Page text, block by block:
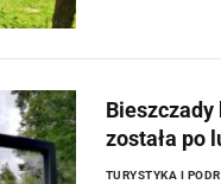
Bieszczady
została po
TURYSTYKA I